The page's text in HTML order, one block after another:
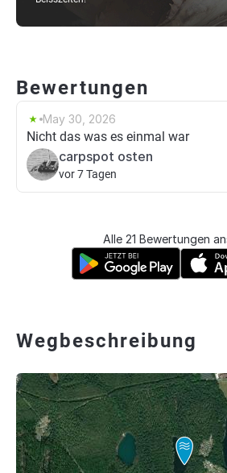
Bewertungen
May 30, 2026
Nicht das was es einmal war
carpspot osten
vor 7 Tagen
Alle 21 Bewertungen
Wegbeschreibung